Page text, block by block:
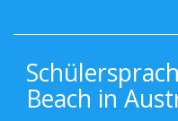
Beach in